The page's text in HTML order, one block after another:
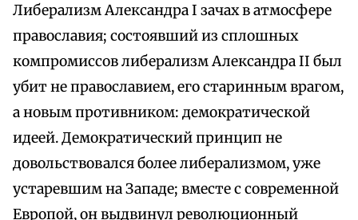
Либерализм Александра I зачах в атмосфере
православия; состоявший из сплошных
компромиссов либерализм Александра II был
убит не православием, его старинным врагом,
а новым противником: демократической
идеей. Демократический принцип не
довольствовался более либерализмом, уже
устаревшим на Западе; вместе с современной
Европой, он выдвинул революционный